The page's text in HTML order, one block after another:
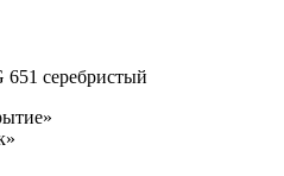
серебристый